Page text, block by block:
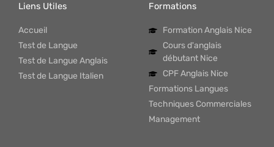
Liens Utiles
Accueil
Test de Langue
Test de Langue Anglais
Test de Langue Italien
Formations
Formation Anglais Nice
Cours d'anglais
débutant Nice
CPF Anglais Nice
Formations Langues
Techniques Commerciales
Management